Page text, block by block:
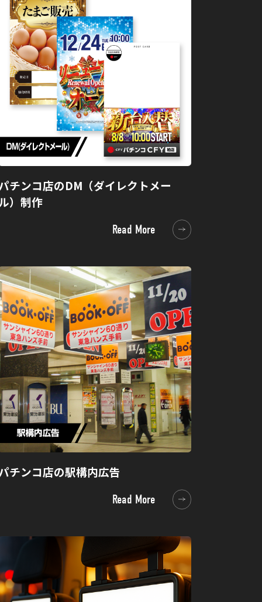
チンコ店のDM（ダイレクトメー
）制作
Read More
チンコ店の駅構内広告
Read More